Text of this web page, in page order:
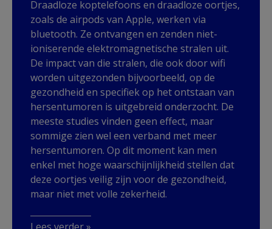
Draadloze koptelefoons en draadloze oortjes,
zoals de airpods van Apple, werken via
bluetooth. Ze ontvangen en zenden niet-
ioniserende elektromagnetische stralen uit.
De impact van die stralen, die ook door wifi
worden uitgezonden bijvoorbeeld, op de
gezondheid en specifiek op het ontstaan van
hersentumoren is uitgebreid onderzocht. De
meeste studies vinden geen effect, maar
sommige zien wel een verband met meer
hersentumoren. Op dit moment kan men
enkel met hoge waarschijnlijkheid stellen dat
deze oortjes veilig zijn voor de gezondheid,
maar niet met volle zekerheid.
Lees verder »